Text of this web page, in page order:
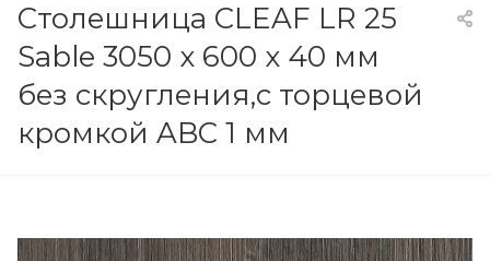
Столешница CLEAF LR 25
Sable 3050 x 600 x 40 мм
без скругления,с торцевой
кромкой ABC 1 мм